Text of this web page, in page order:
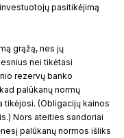
pasitikėjimą
grąžą, nes jų
nei tikėtasi
rezervų banko
palūkanų normų
tikėjosi. (Obligacijų kainos
Nors ateities sandoriai
palūkanų normos išliks